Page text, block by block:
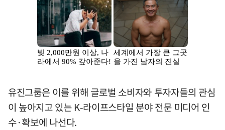
유진그룹은 이를 위해 글로벌 소비자와 투자자들의 관심
이 높아지고 있는 K-라이프스타일 분야 전문 미디어 인
수·확보에 나선다.